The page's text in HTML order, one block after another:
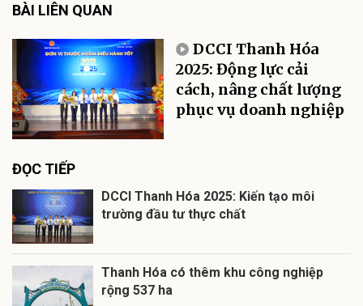
BÀI LIÊN QUAN
DCCI Thanh Hóa
2025: Động lực cải
cách, nâng chất lượng
phục vụ doanh nghiệp
ĐỌC TIẾP
DCCI Thanh Hóa 2025: Kiến tạo môi
trường đầu tư thực chất
Thanh Hóa có thêm khu công nghiệp
rộng 537 ha